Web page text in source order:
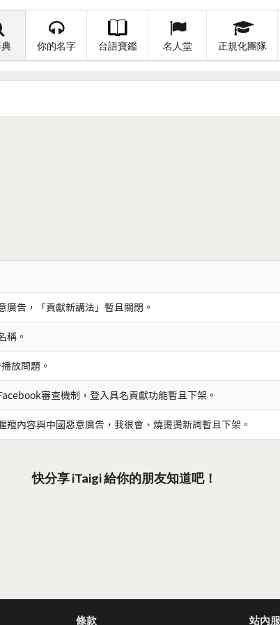
你的名字 台語寶鑑 名人堂 正規化團隊
廣告，「貢獻新講法」暫且關閉。
稱。
放問題。
審查機制，登入具名貢獻功能暫且下架。
羶內容與中國惡意廣告，我很會、燒燙燙新詞暫且下架。
快分享 iTaigi 給你的朋友知道吧！
條款 站內